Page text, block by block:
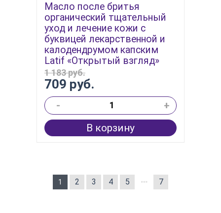
Масло после бритья
органический тщательный
уход и лечение кожи с
буквицей лекарственной и
калодендрумом капским
Latif «Открытый взгляд»
709 руб.
1 183 руб.
-
+
В корзину
1 2 3 4 5 7